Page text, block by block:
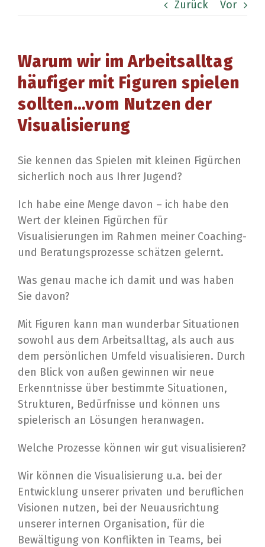
Zurück Vor
Warum wir im Arbeitsalltag
häufiger mit Figuren spielen
sollten…vom Nutzen der
Visualisierung
Sie kennen das Spielen mit kleinen Figürchen
sicherlich noch aus Ihrer Jugend?
Ich habe eine Menge davon – ich habe den
Wert der kleinen Figürchen für
Visualisierungen im Rahmen meiner Coaching-
und Beratungsprozesse schätzen gelernt.
Was genau mache ich damit und was haben
Sie davon?
Mit Figuren kann man wunderbar Situationen
sowohl aus dem Arbeitsalltag, als auch aus
dem persönlichen Umfeld visualisieren. Durch
den Blick von außen gewinnen wir neue
Erkenntnisse über bestimmte Situationen,
Strukturen, Bedürfnisse und können uns
spielerisch an Lösungen heranwagen.
Welche Prozesse können wir gut visualisieren?
Wir können die Visualisierung u.a. bei der
Entwicklung unserer privaten und beruflichen
Visionen nutzen, bei der Neuausrichtung
unserer internen Organisation, für die
Bewältigung von Konflikten in Teams, bei